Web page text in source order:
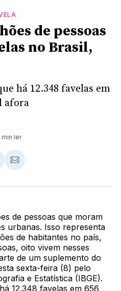
de pessoas
no Brasil,
há 12.348 favelas em
afora
min ler
Compartilhar
Email
de pessoas que moram
urbanas. Isso representa
de habitantes no país,
oito vivem nesses
de um suplemento do
sexta-feira (8) pelo
e Estatística (IBGE).
12.348 favelas em 656